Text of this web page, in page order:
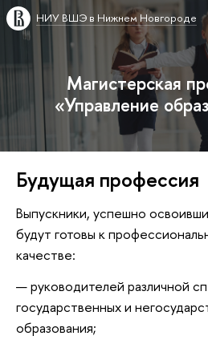
НИУ ВШЭ в Нижнем Новгороде
Магистерская
«Управление
Будущая профессия
Выпускники, успешно
будут готовы к
качестве:
руководителей различной
государственных и
образования;